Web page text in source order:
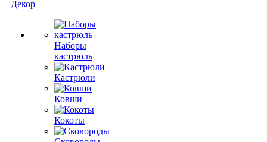
Декор
Наборы
кастрюль
Кастрюли
Ковши
Кокоты